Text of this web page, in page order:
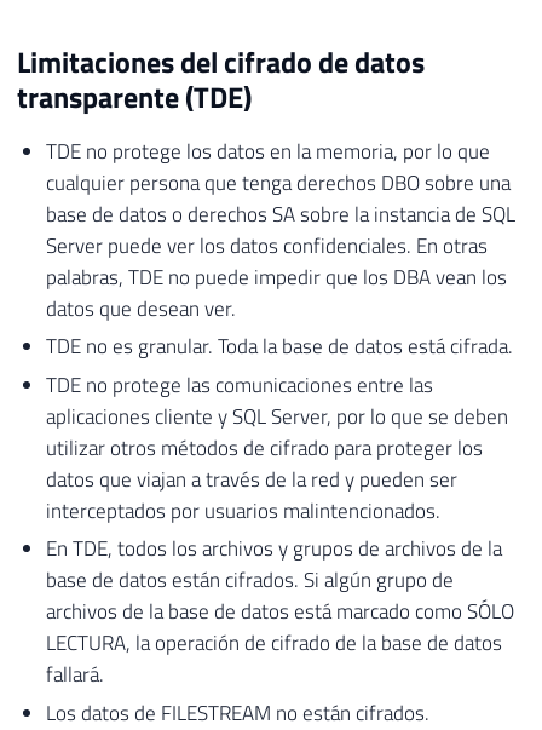
Limitaciones del cifrado de datos
transparente (TDE)
TDE no protege los datos en la memoria, por lo que
cualquier persona que tenga derechos DBO sobre una
base de datos o derechos SA sobre la instancia de SQL
Server puede ver los datos confidenciales. En otras
palabras, TDE no puede impedir que los DBA vean los
datos que desean ver.
TDE no es granular. Toda la base de datos está cifrada.
TDE no protege las comunicaciones entre las
aplicaciones cliente y SQL Server, por lo que se deben
utilizar otros métodos de cifrado para proteger los
datos que viajan a través de la red y pueden ser
interceptados por usuarios malintencionados.
En TDE, todos los archivos y grupos de archivos de la
base de datos están cifrados. Si algún grupo de
archivos de la base de datos está marcado como SÓLO
LECTURA, la operación de cifrado de la base de datos
fallará.
Los datos de FILESTREAM no están cifrados.